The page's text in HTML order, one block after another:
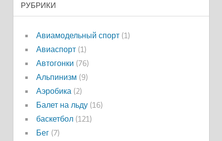
РУБРИКИ
Авиамодельный спорт(1)
Авиаспорт(1)
Автогонки (76)
Альпинизм (9)
Аэробика(2)
Балет на льду(16)
баскетбол(121)
Бег(7)